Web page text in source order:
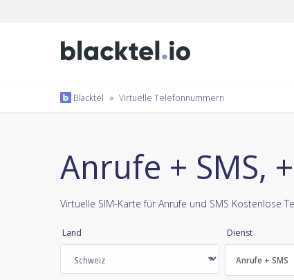
Blacktel » Virtuelle Telefonnummern
Anrufe + SMS,
Virtuelle SIM-Karte für Anrufe und SMS Kostenlose
Land Dienst
Anrufe + SMS